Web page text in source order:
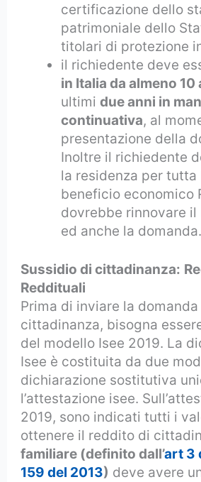
certificazione dello
patrimoniale dello
titolari di protezione
il richiedente deve
in Italia da almeno 10
ultimidue anni in
continuativa, al
presentazione della
Inoltre il richiedente
la residenza per tutta
beneficio economico
dovrebbe rinnovare il
ed anche la domanda.
Sussidio di cittadinanza:
Reddituali
Prima di inviare la
cittadinanza, bisogna
del modello Isee 2019. La
Isee è costituita da due
dichiarazione sostitutiva
l’attestazione isee.
2019, sono indicati tutti i
ottenere il reddito di
familiare (definito dall’art 3
159 del 2013) deve avere